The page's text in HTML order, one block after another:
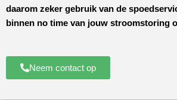
daarom zeker gebruik van de
binnen no time van jouw stroomstoring
Neem contact op